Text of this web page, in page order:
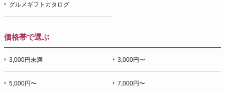
グルメギフトカタログ
価格帯で選ぶ
3,000円未満 3,000円〜
5,000円〜 7,000円〜